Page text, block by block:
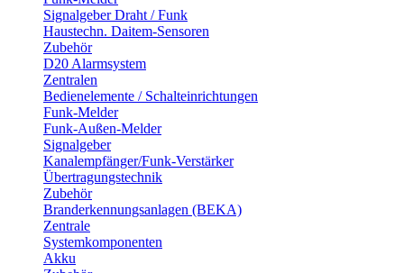
Signalgeber Draht / Funk
Haustechn. Daitem-Sensoren
Zubehör
D20 Alarmsystem
Zentralen
Bedienelemente / Schalteinrichtungen
Funk-Melder
Funk-Außen-Melder
Signalgeber
Kanalempfänger/Funk-Verstärker
Übertragungstechnik
Zubehör
Branderkennungsanlagen (BEKA)
Zentrale
Systemkomponenten
Akku